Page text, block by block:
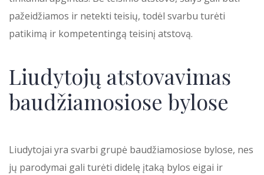
pažeidžiamos ir netekti teisių, todėl svarbu turėti
patikimą ir kompetentingą teisinį atstovą.
Liudytojų atstovavimas
baudžiamosiose bylose
Liudytojai yra svarbi grupė baudžiamosiose bylose, nes
jų parodymai gali turėti didelę įtaką bylos eigai ir